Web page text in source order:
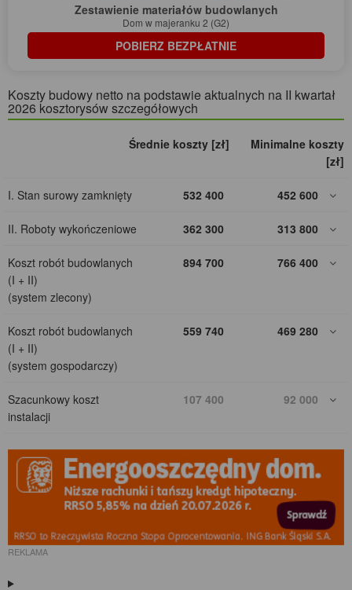
Zestawienie materiałów budowlanych
Dom w majeranku 2 (G2)
POBIERZ BEZPŁATNIE
Koszty budowy netto na podstawie aktualnych na II kwartał
2026 kosztorysów szczegółowych
Średnie koszty [zł]
Minimalne koszty
[zł]
I. Stan surowy zamknięty 532 400 452 600
II. Roboty wykończeniowe 362 300 313 800
Koszt robót budowlanych
(I + II)
(system zlecony)
894 700 766 400
Koszt robót budowlanych
(I + II)
(system gospodarczy)
559 740 469 280
Szacunkowy koszt
instalacji
107 400 92 000
REKLAMA